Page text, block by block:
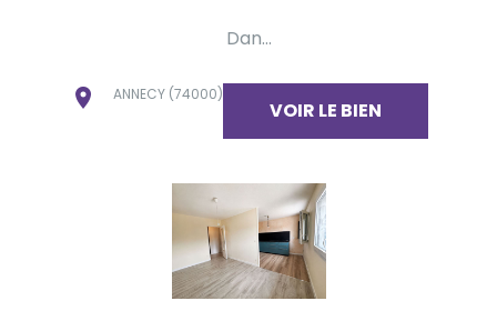
Dan...
ANNECY (74000)
VOIR LE BIEN